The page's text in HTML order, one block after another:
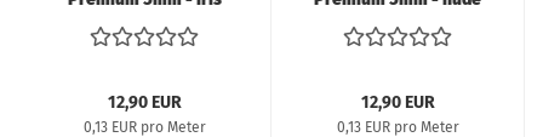
12,90 EUR
0,13 EUR pro Meter
12,90 EUR
0,13 EUR pro Meter